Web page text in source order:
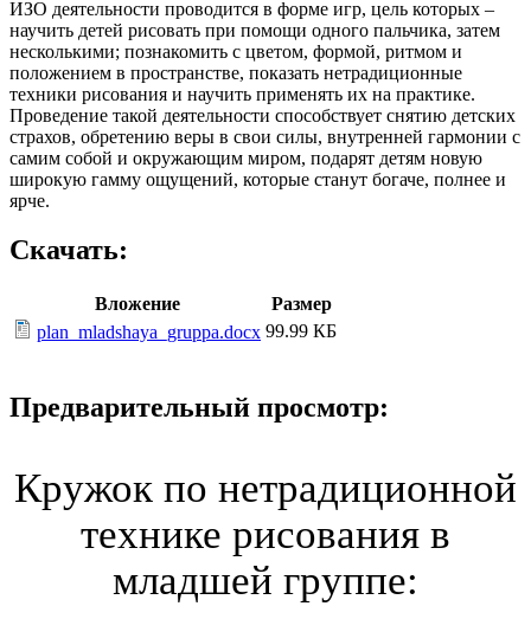
ИЗО деятельности проводится в форме игр, цель которых –
научить детей рисовать при помощи одного пальчика, затем
несколькими; познакомить с цветом, формой, ритмом и
положением в пространстве, показать нетрадиционные
техники рисования и научить применять их на практике.
Проведение такой деятельности способствует снятию детских
страхов, обретению веры в свои силы, внутренней гармонии с
самим собой и окружающим миром, подарят детям новую
широкую гамму ощущений, которые станут богаче, полнее и
ярче.
Скачать:
Вложение
Размер
plan_mladshaya_gruppa.docx 99.99 КБ
Предварительный просмотр:
Кружок по нетрадиционной
технике рисования в
младшей группе: